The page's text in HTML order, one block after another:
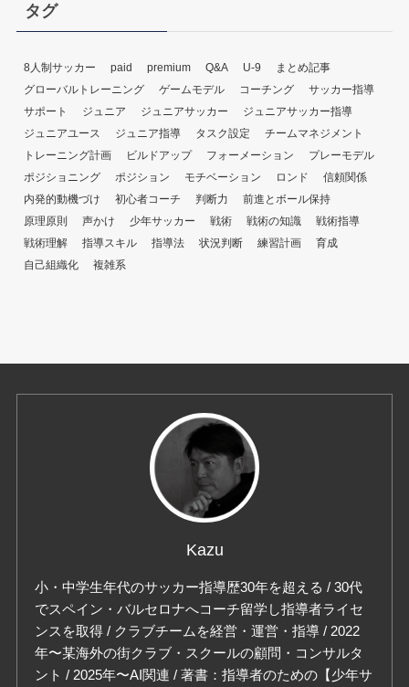
タグ
8人制サッカー paid premium Q&A U-9
まとめ記事
グローバルトレーニング
ゲームモデル コーチング
サッカー指導
サポート
ジュニア ジュニアサッカー
ジュニアサッカー指導
ジュニアユース
ジュニア指導 タスク設定
チームマネジメント
トレーニング計画
ビルドアップ フォーメーション
プレーモデル
ポジショニング
ポジション モチベーション ロンド
信頼関係
内発的動機づけ
初心者コーチ 判断力
前進とボール保持
原理原則
声かけ 少年サッカー 戦術 戦術の知識
戦術指導
戦術理解
指導スキル 指導法 状況判断 練習計画
育成
自己組織化
複雑系
Kazu
小・中学生年代のサッカー指導歴30年を超える / 30代
でスペイン・バルセロナへコーチ留学し指導者ライセ
ンスを取得 / クラブチームを経営・運営・指導 / 2022
年〜某海外の街クラブ・スクールの顧問・コンサルタ
ント / 2025年〜AI関連 / 著書：指導者のための【少年サ